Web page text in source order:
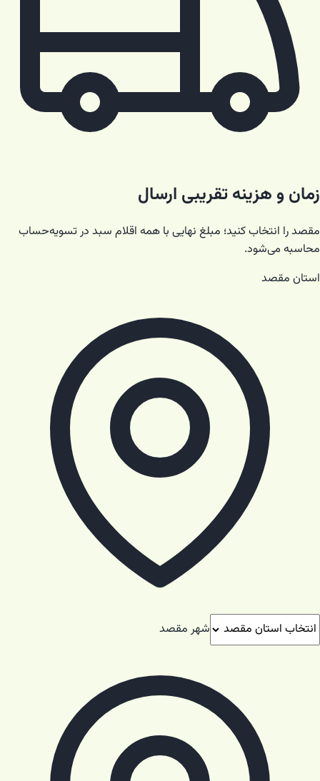
زمان و هزینه تقریبی ارسال
مقصد را انتخاب کنید؛ مبلغ نهایی با همه اقلام سبد در تسویه‌حساب
محاسبه می‌شود.
استان مقصد
شهر مقصد